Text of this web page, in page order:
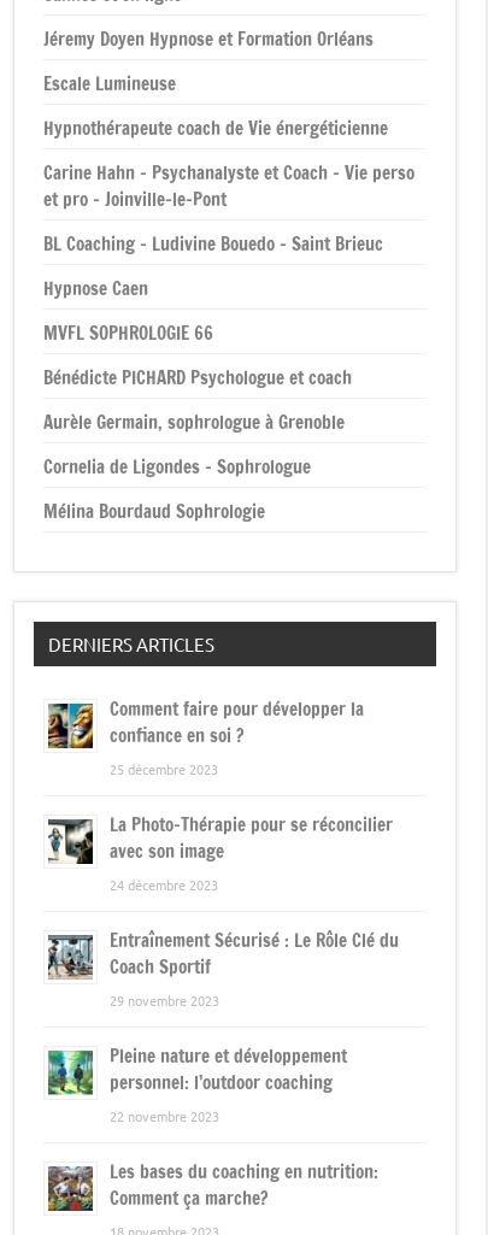
Jéremy Doyen Hypnose et Formation Orléans
Escale Lumineuse
Hypnothérapeute coach de Vie énergéticienne
Carine Hahn – Psychanalyste et Coach – Vie perso
et pro – Joinville-le-Pont
BL Coaching – Ludivine Bouedo – Saint Brieuc
Hypnose Caen
MVFL SOPHROLOGIE 66
Bénédicte PICHARD Psychologue et coach
Aurèle Germain, sophrologue à Grenoble
Cornelia de Ligondes – Sophrologue
Mélina Bourdaud Sophrologie
DERNIERS ARTICLES
Comment faire pour développer la
confiance en soi ?
25 décembre 2023
La Photo-Thérapie pour se réconcilier
avec son image
24 décembre 2023
Entraînement Sécurisé : Le Rôle Clé du
Coach Sportif
29 novembre 2023
Pleine nature et développement
personnel: l’outdoor coaching
22 novembre 2023
Les bases du coaching en nutrition:
Comment ça marche?